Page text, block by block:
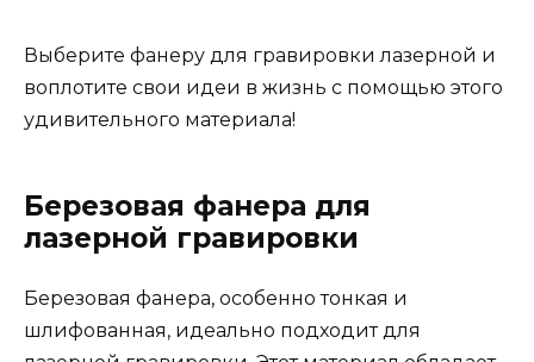
Выберите фанеру для гравировки лазерной и
воплотите свои идеи в жизнь с помощью этого
удивительного материала!
Березовая фанера для
лазерной гравировки
Березовая фанера, особенно тонкая и
шлифованная, идеально подходит для